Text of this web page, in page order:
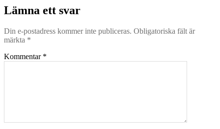
Lämna ett svar
Din e-postadress kommer inte publiceras. Obligatoriska fält är
märkta *
Kommentar *